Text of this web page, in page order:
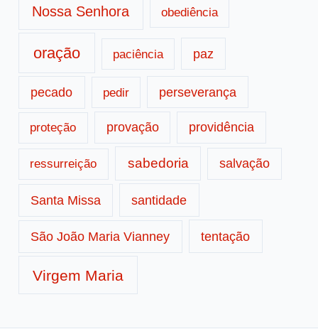
Nossa Senhora obediência
oração paciência paz
pecado pedir perseverança
proteção provação providência
ressurreição sabedoria salvação
Santa Missa santidade
São João Maria Vianney tentação
Virgem Maria